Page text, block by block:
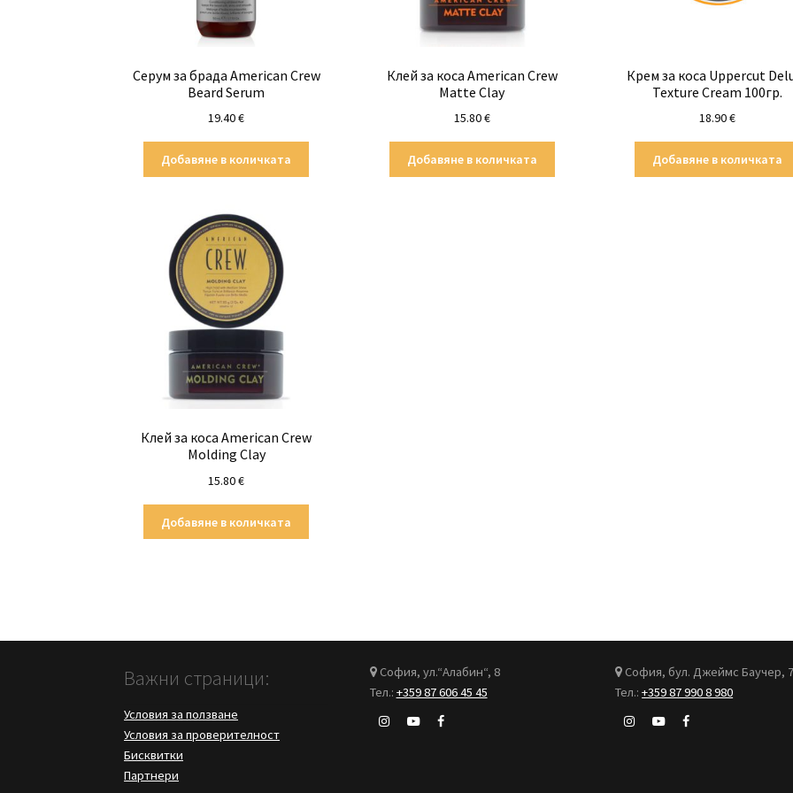
Серум за брада American Crew
Beard Serum
19.40€
Добавяне в количката
Клей за коса American Crew
Matte Clay
15.80€
Добавяне в количката
Крем за коса Uppercut
Texture Cream 100гр.
18.90€
Добавяне в количката
Клей за коса American Crew
Molding Clay
15.80€
Добавяне в количката
Важни страници:
Условия за ползване
Условия за проверителност
Бисквитки
Партнери
София, ул.“Алабин“, 8
Тел.: +359 87 606 45 45
София, бул. Джеймс Баучер,
Тел.:+359 87 990 8 980